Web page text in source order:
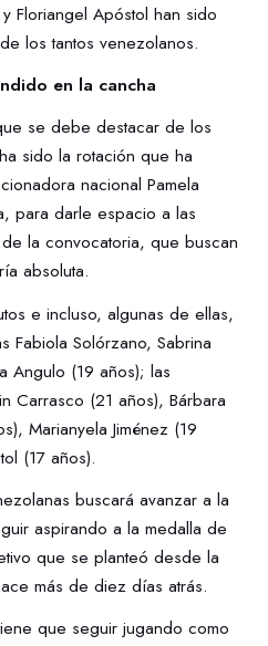
Floriangel Apóstol han sido
los tantos venezolanos.
en la cancha
se debe destacar de los
sido la rotación que ha
nacional Pamela
para darle espacio a las
la convocatoria, que buscan
absoluta.
e incluso, algunas de ellas,
Fabiola Solórzano, Sabrina
Angulo (19 años); las
Carrasco (21 años), Bárbara
Marianyela Jiménez (19
(17 años).
buscará avanzar a la
aspirando a la medalla de
que se planteó desde la
más de diez días atrás.
que seguir jugando como